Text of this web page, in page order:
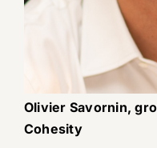
Olivier Savornin,
Cohesity